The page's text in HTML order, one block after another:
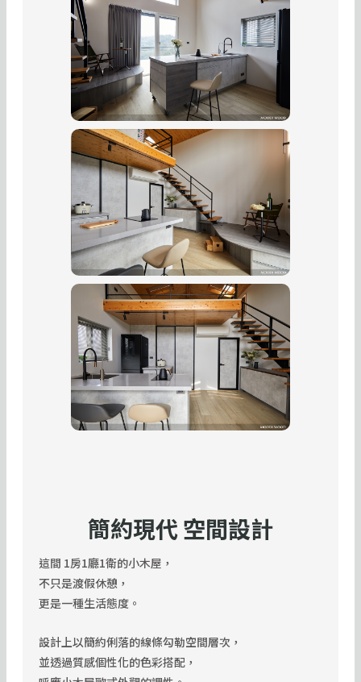
簡約現代 空間設計
這間 1房1廳1衛的小木屋，
不只是渡假休憩，
更是一種生活態度。
設計上以簡約俐落的線條勾勒空間層次，
並透過質感個性化的色彩搭配，